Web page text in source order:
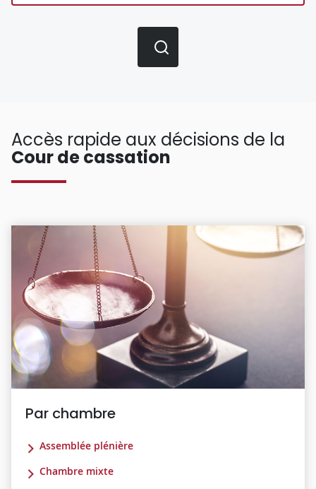
Accès rapide aux décisions de la
Cour de cassation
Par chambre
Assemblée plénière
Chambre mixte